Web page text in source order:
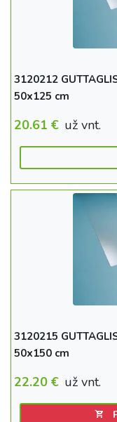
3120212
50x125 cm
20.61 € už vnt.
3120215
50x150 cm
22.20 € už vnt.